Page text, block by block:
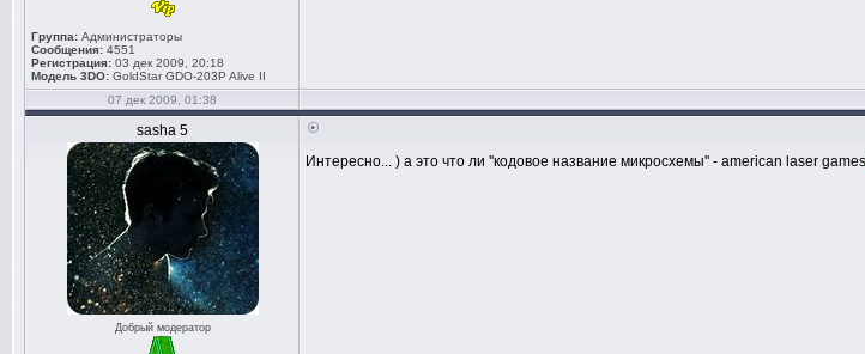
Группа: Администраторы
Сообщения: 4551
Регистрация: 03 дек 2009, 20:18
Модель 3DO: GoldStar GDO-203P Alive II
07 дек 2009, 01:38
sasha 5
Добрый модератор
Интересно... ) а это что ли ''кодовое название микросхемы'' - american laser